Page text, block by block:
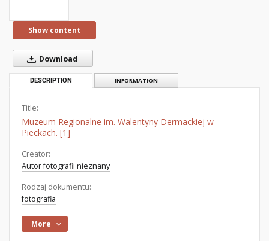
Show content
Download
DESCRIPTION INFORMATION
Title:
Muzeum Regionalne im. Walentyny Dermackiej w
Pieckach. [1]
Creator:
Autor fotografii nieznany
Rodzaj dokumentu:
fotografia
More